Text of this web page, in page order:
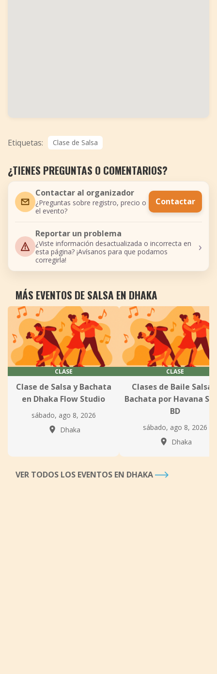
Etiquetas: Clase de Salsa
¿TIENES PREGUNTAS O COMENTARIOS?
Contactar al organizador
¿Preguntas sobre registro, precio o
el evento?
Contactar
Reportar un problema
¿Viste información desactualizada o incorrecta en
esta página? ¡Avísanos para que podamos
corregirla!
›
MÁS EVENTOS DE SALSA EN DHAKA
CLASE
Clase de Salsa y Bachata
en Dhaka Flow Studio
sábado, ago 8, 2026
Dhaka
CLASE
Clases de Baile Salsa
Bachata por Havana
BD
sábado, ago 8, 2026
Dhaka
VER TODOS LOS EVENTOS EN DHAKA